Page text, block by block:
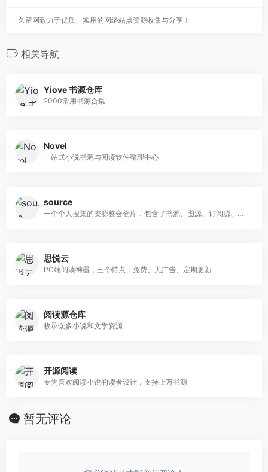
久留网致力于优质、实用的网络站点资源收集与分享！
相关导航
Yiove 书源仓库
2000常用书源合集
Novel
一站式小说书源与阅读软件整理中心
source
一个个人搜集的资源整合仓库，包含了书源、图源、订阅源、规则、直播源等多种资源
思悦云
PC端阅读神器，三个特点：免费、无广告、定期更新
阅读源仓库
收录众多小说和文学资源
开源阅读
专为喜欢阅读小说的读者设计，支持上万书源
暂无评论